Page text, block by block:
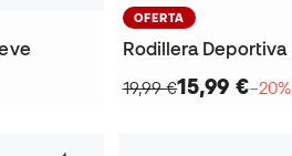
OFERTA
Rodillera Deportiva
19,99 €15,99 €−20%